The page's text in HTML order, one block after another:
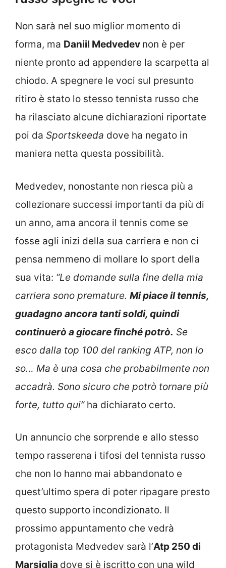
Non sarà nel suo miglior momento di
forma, ma Daniil Medvedev non è per
niente pronto ad appendere la scarpetta al
chiodo. A spegnere le voci sul presunto
ritiro è stato lo stesso tennista russo che
ha rilasciato alcune dichiarazioni riportate
poi da Sportskeeda dove ha negato in
maniera netta questa possibilità.
Medvedev, nonostante non riesca più a
collezionare successi importanti da più di
un anno, ama ancora il tennis come se
fosse agli inizi della sua carriera e non ci
pensa nemmeno di mollare lo sport della
sua vita: “Le domande sulla fine della mia
carriera sono premature. Mi piace il tennis,
guadagno ancora tanti soldi, quindi
continuerò a giocare finché potrò. Se
esco dalla top 100 del ranking ATP, non lo
so… Ma è una cosa che probabilmente non
accadrà. Sono sicuro che potrò tornare più
forte, tutto qui” ha dichiarato certo.
Un annuncio che sorprende e allo stesso
tempo rasserena i tifosi del tennista russo
che non lo hanno mai abbandonato e
quest’ultimo spera di poter ripagare presto
questo supporto incondizionato. Il
prossimo appuntamento che vedrà
protagonista Medvedev sarà l’Atp 250 di
Marsiglia dove si è iscritto con una wild